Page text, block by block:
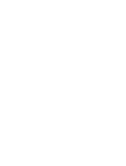
FROM reg_f_confini
=
and
ON